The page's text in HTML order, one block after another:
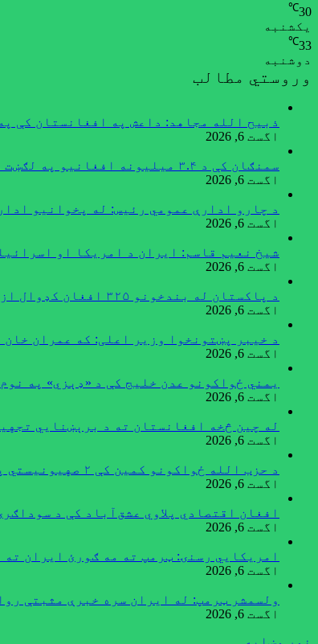
30
℃
یکشنبه
33
℃
دوشنبه
وروستي مطالب
ذبیح الله مجاهد: داعش په افغانستان کې
اگست 6, 2026
سمنګان کې د ۳.۴ میلیونه افغانیو په لګښت د کلیوالي پراختیايي پروژو چارې پیل شوې
اگست 6, 2026
د چارو ادارې عمومي رئیس: له پخوانیو
اگست 6, 2026
شیخ نعیم قاسم: ایران د امریکا او
اگست 6, 2026
د پاکستان له بندخونو ۳۲۵ افغان کډوال ازاد او خپل هېواد ته راستانه شوي
اگست 6, 2026
د خیبر پښتونخوا وزیر اعلی: که عمران خان تر ۲۷ سپتمبر خوشې نه شي اسلام‌آباد به
اگست 6, 2026
یمني ځواکونو عدن خلیج کې د «ډېزي» په
اگست 6, 2026
له چین څخه افغانستان ته د برېښنايي
اگست 6, 2026
د حزب الله ځواکونو کمین کې ۲ صهیونیستي پوځیان وژل شوي
اگست 6, 2026
افغان اقتصادي پلاوي عشق‌آباد کې د
اگست 6, 2026
امریکایي رسنۍ: ټرمپ ته مه ګورئ ایران
اگست 6, 2026
ولسمشر ټرمپ: له ایران سره خبرې مثبتې روانې دي په راتلونکو ۴۸
اگست 6, 2026